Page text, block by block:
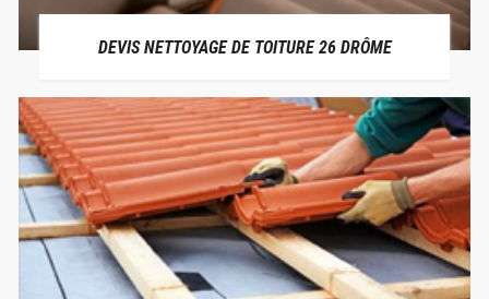
DEVIS NETTOYAGE DE TOITURE 26 DRÔME